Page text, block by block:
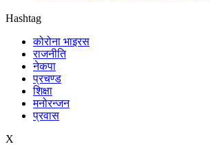
Hashtag
कोरोना भाइरस
राजनीति
नेकपा
प्रचण्ड
शिक्षा
मनोरन्जन
प्रवास
X